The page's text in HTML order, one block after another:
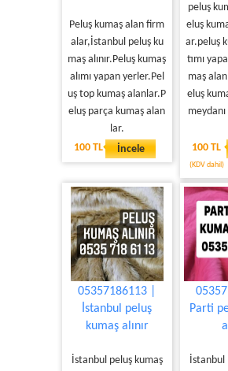
Peluş kumaş alan firm
alar,İstanbul peluş ku
maş alınır.Peluş kumaş
alımı yapan yerler.Pel
uş top kumaş alanlar.P
eluş parça kumaş alan
lar.
100 TL
İncele
peluş
eluş
ar.peluş
tımı
maş
eluş
100 TL
(KDV dahil)
05357186113 |
İstanbul peluş
kumaş alınır
İstanbul peluş kumaş
Parti
İstanbul